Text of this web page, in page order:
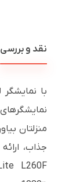
نقد و بررسی
منزلتان
جذاب،